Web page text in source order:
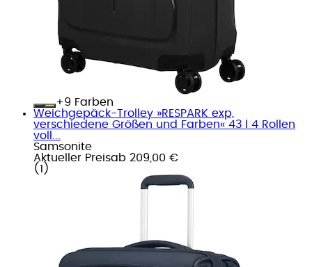
+
Farben
Weichgepäck-Trolley »RESPARK exp,
verschiedene Größen und Farben« 43 l 4 Rollen
voll...
Samsonite
Aktueller Preisab 209,00 €
( 1 )